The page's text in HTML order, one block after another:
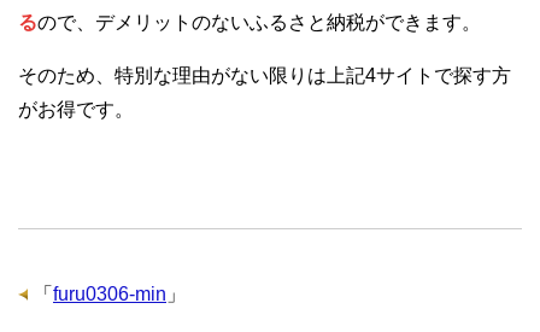
るので、デメリットのないふるさと納税ができます。
そのため、特別な理由がない限りは上記4サイトで探す方
がお得です。
「 furu0306-min 」